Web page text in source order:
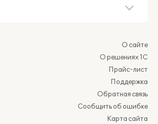
О сайте
О решениях 1С
Прайс-лист
Поддержка
Обратная связь
Сообщить об ошибке
Карта сайта